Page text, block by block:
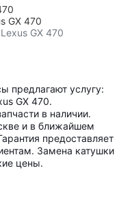
GX 470
GX 470
предлагают услугу:
GX 470.
в наличии.
и в ближайшем
предоставляет
Замена катушки
цены.